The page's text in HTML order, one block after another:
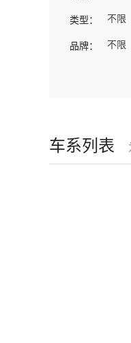
类型： 不限
品牌： 不限
车系列表